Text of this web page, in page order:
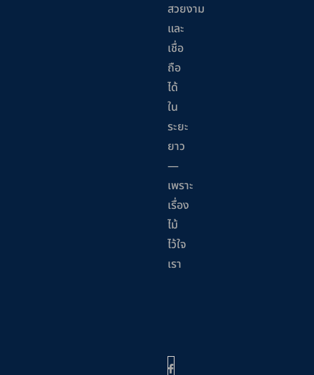
สวยงาม
และ
เชื่อ
ถือ
ได้
ใน
ระยะ
ยาว
—
เพราะ
เรื่อง
ไม้
ไว้ใจ
เรา